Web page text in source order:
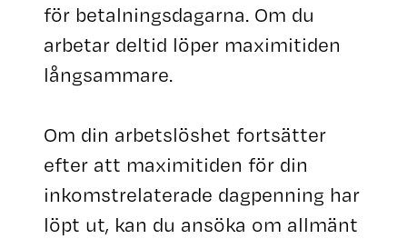
för betalningsdagarna. Om du
arbetar deltid löper maximitiden
långsammare.
Om din arbetslöshet fortsätter
efter att maximitiden för din
inkomstrelaterade dagpenning har
löpt ut, kan du ansöka om allmänt